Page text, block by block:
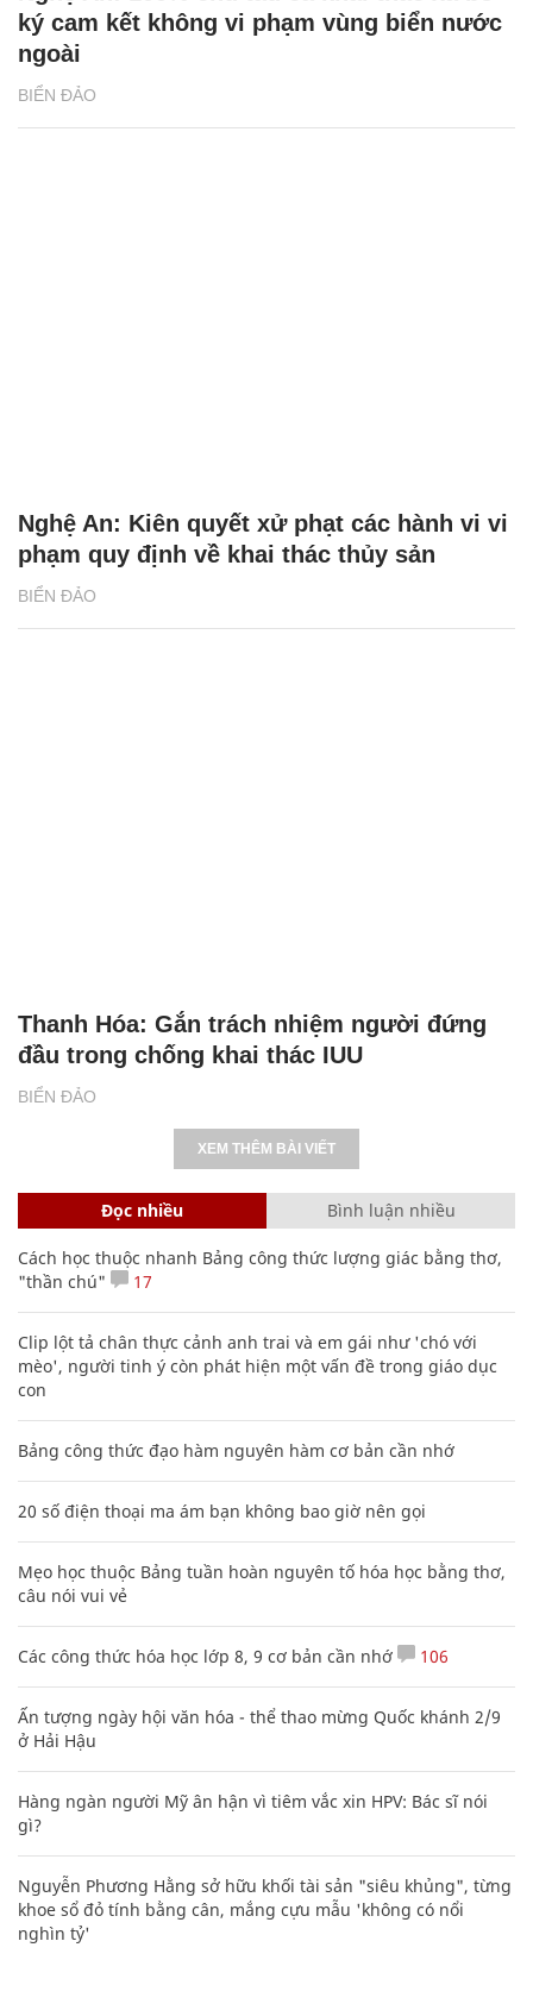
BIỂN ĐẢO
ký cam kết không vi phạm vùng biển nước
ngoài
BIỂN ĐẢO
Nghệ An: Kiên quyết xử phạt các hành vi vi
phạm quy định về khai thác thủy sản
BIỂN ĐẢO
Thanh Hóa: Gắn trách nhiệm người đứng
đầu trong chống khai thác IUU
XEM THÊM BÀI VIẾT
Đọc nhiều Bình luận nhiều
Cách học thuộc nhanh Bảng công thức lượng giác bằng thơ,
"thần chú"
17
Clip lột tả chân thực cảnh anh trai và em gái như 'chó với
mèo', người tinh ý còn phát hiện một vấn đề trong giáo dục
con
Bảng công thức đạo hàm nguyên hàm cơ bản cần nhớ
20 số điện thoại ma ám bạn không bao giờ nên gọi
Mẹo học thuộc Bảng tuần hoàn nguyên tố hóa học bằng thơ,
câu nói vui vẻ
Các công thức hóa học lớp 8, 9 cơ bản cần nhớ 106
Ấn tượng ngày hội văn hóa - thể thao mừng Quốc khánh 2/9
ở Hải Hậu
Hàng ngàn người Mỹ ân hận vì tiêm vắc xin HPV: Bác sĩ nói
gì?
Nguyễn Phương Hằng sở hữu khối tài sản "siêu khủng", từng
khoe sổ đỏ tính bằng cân, mắng cựu mẫu 'không có nổi
nghìn tỷ'